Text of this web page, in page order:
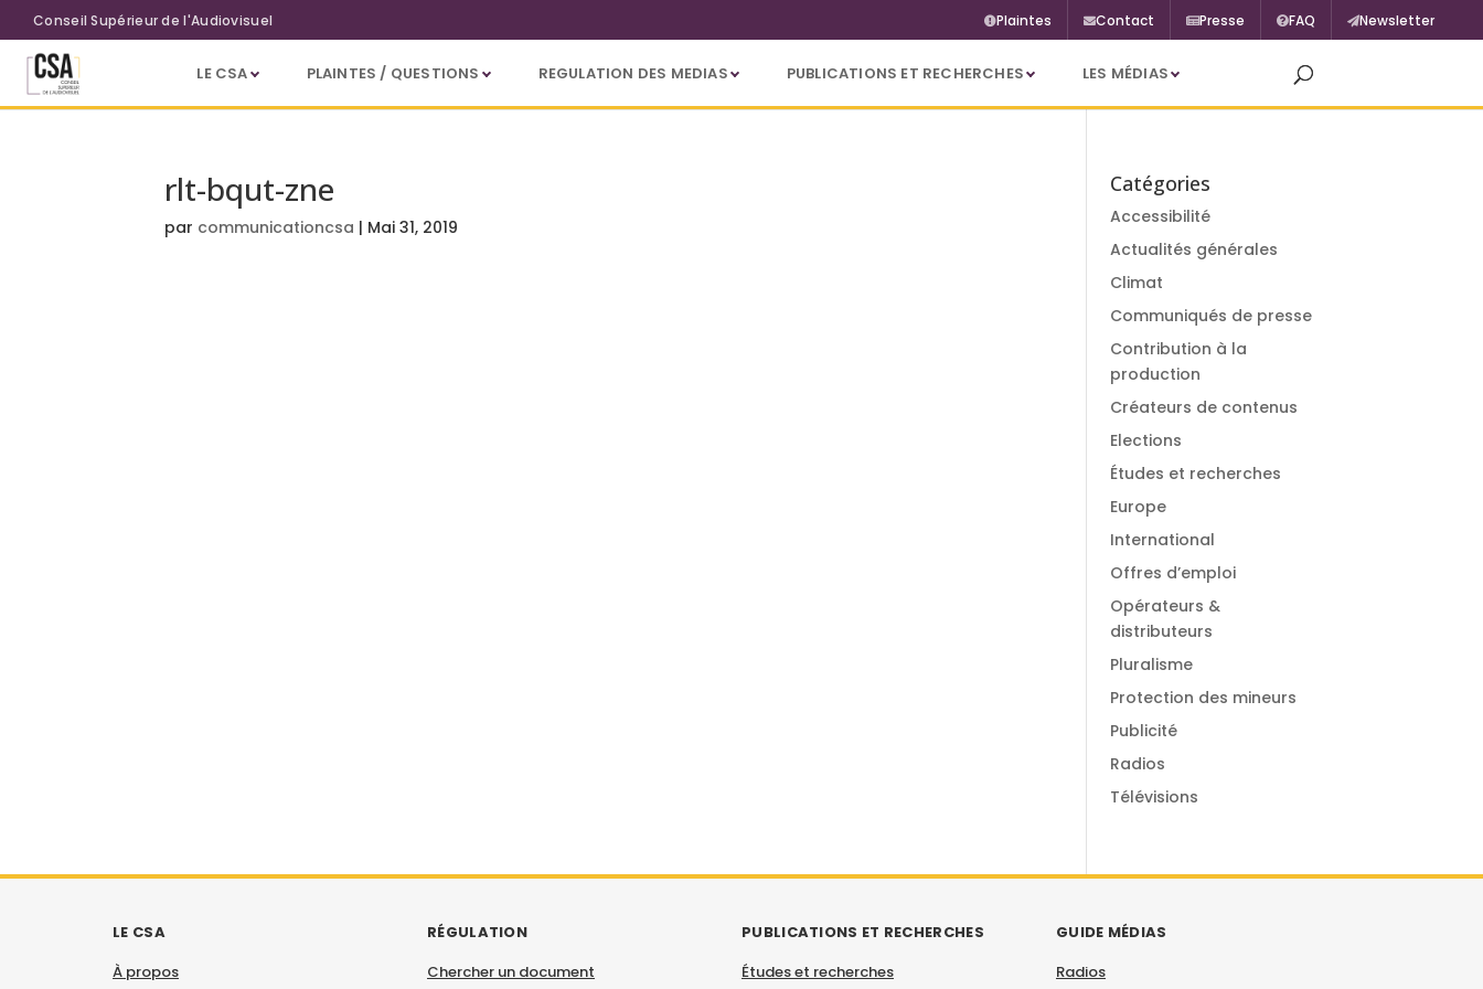
Aller au contenu principal
Conseil Supérieur de l'Audiovisuel Plaintes Contact Presse FAQ Newsletter
LE CSA PLAINTES / QUESTIONS REGULATION DES MEDIAS PUBLICATIONS ET RECHERCHES LES MÉDIAS
rlt-bqut-zne
par communicationcsa | Mai 31, 2019
Catégories
Accessibilité
Actualités générales
Climat
Communiqués de presse
Contribution à la
production
Créateurs de contenus
Elections
Études et recherches
Europe
International
Offres d’emploi
Opérateurs &
distributeurs
Pluralisme
Protection des mineurs
Publicité
Radios
Télévisions
LE CSA
À propos
RÉGULATION
Chercher un document
PUBLICATIONS ET RECHERCHES
Études et recherches
GUIDE MÉDIAS
Radios